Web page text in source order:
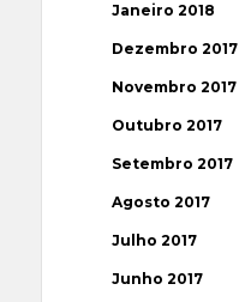
Janeiro 2018
Dezembro 2017
Novembro 2017
Outubro 2017
Setembro 2017
Agosto 2017
Julho 2017
Junho 2017